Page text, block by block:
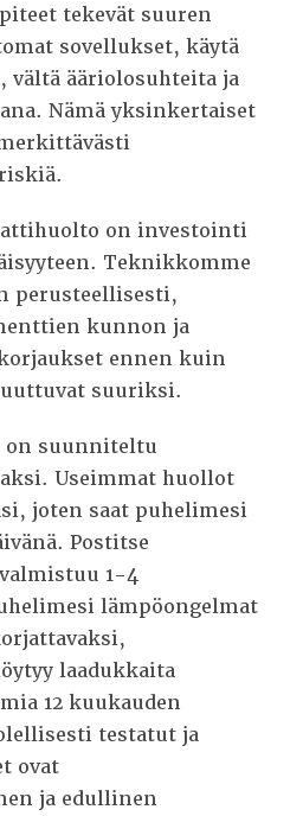
tekevät suuren
sovellukset, käytä
vältä ääriolosuhteita ja
Nämä yksinkertaiset
on investointi
Teknikkomme
perusteellisesti,
kunnon ja
ennen kuin
suuriksi.
on suunniteltu
Useimmat huollot
joten saat puhelimesi
Postitse
1-4
lämpöongelmat
laadukkaita
12 kuukauden
testatut ja
ovat
ja edullinen